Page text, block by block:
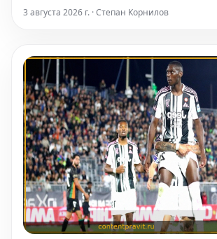
переходом Диоманде в мадридский
3 августа 2026 г. · Степан Корнилов